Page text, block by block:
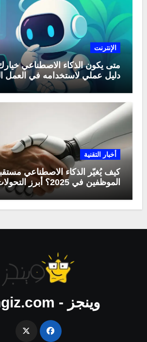
الإنترنت
متى يكون الذكاء الاصطناعي
دليل عملي لاستخدامه في العمل
أخبار التقنية
كيف يُغيّر الذكاء الاصطناعي
الموظفين في 2025؟ أبرز التحولات المهنية
وينجز - wingiz.com